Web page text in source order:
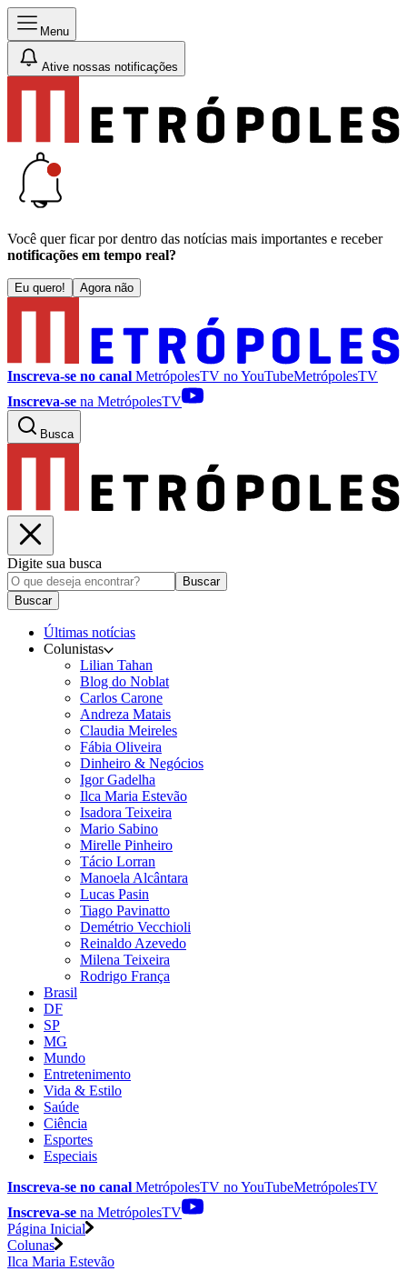
Menu
Ative nossas notificações
Você quer ficar por dentro das notícias mais importantes e receber
notificações em tempo real?
Eu quero! Agora não
Inscreva-se no canal MetrópolesTV noYouTubeMetrópolesTV
Inscreva-se na MetrópolesTV
Busca
Digite sua busca
Buscar
Buscar
Últimas notícias
Colunistas
Lilian Tahan
Blog do Noblat
Carlos Carone
Andreza Matais
Claudia Meireles
Fábia Oliveira
Dinheiro & Negócios
Igor Gadelha
Ilca Maria Estevão
Isadora Teixeira
Mario Sabino
Mirelle Pinheiro
Tácio Lorran
Manoela Alcântara
Lucas Pasin
Tiago Pavinatto
Demétrio Vecchioli
Reinaldo Azevedo
Milena Teixeira
Rodrigo França
Brasil
DF
SP
MG
Mundo
Entretenimento
Vida & Estilo
Saúde
Ciência
Esportes
Especiais
Inscreva-se no canal MetrópolesTV noYouTubeMetrópolesTV
Inscreva-se na MetrópolesTV
Página Inicial
Colunas
Ilca Maria Estevão